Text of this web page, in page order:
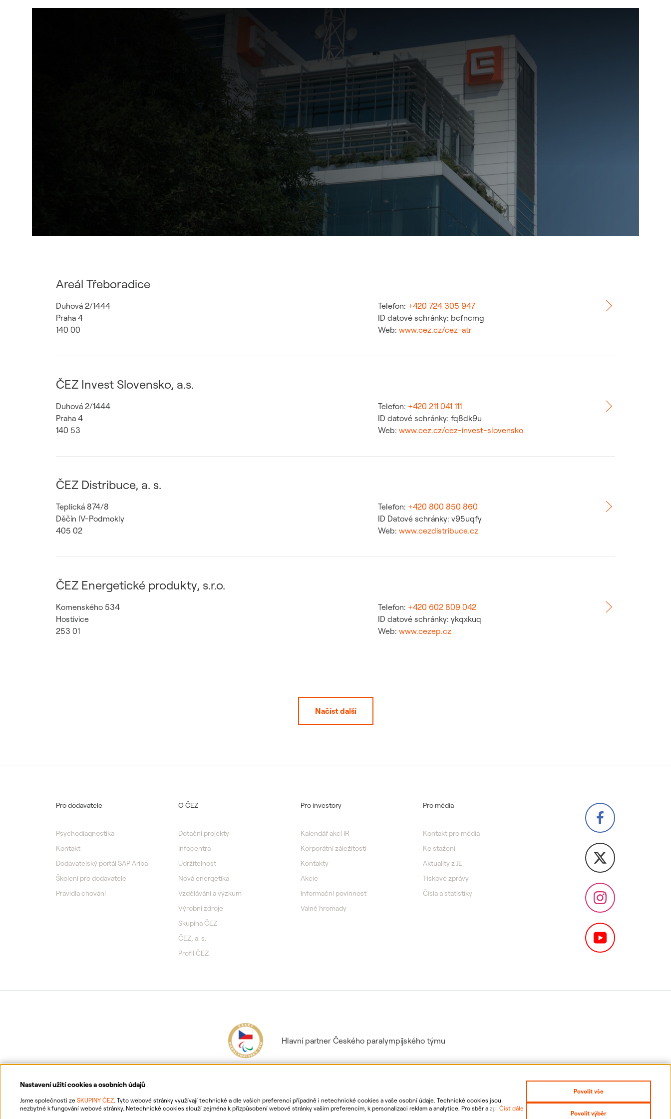
Nastavení užití cookies a osobních údajů
Jsme společnosti ze SKUPINY ČEZ. Tyto webové stránky využívají technické a dle vašich preferencí případně i netechnické cookies a vaše osobní údaje. Technické cookies jsou
nezbytné k fungování webové stránky. Netechnické cookies slouží zejména k přizpůsobení webové stránky vašim preferencím, k personalizaci reklam a analytice. Pro sběr a zpracování
Číst dále
Povolit vše
Povolit výběr
Areál Třeboradice
Duhová 2/1444
Praha 4
140 00
Telefon: +420 724 305 947
ID datové schránky: bcfncmg
Web:www.cez.cz/cez-atr
ČEZ Invest Slovensko, a.s.
Duhová 2/1444
Praha 4
140 53
Telefon: +420 211 041 111
ID datové schránky: fq8dk9u
Web:www.cez.cz/cez-invest-slovensko
ČEZ Distribuce, a. s.
Teplická 874/8
Děčín IV-Podmokly
405 02
Telefon: +420 800 850 860
ID Datové schránky: v95uqfy
Web:www.cezdistribuce.cz
ČEZ Energetické produkty, s.r.o.
Komenského 534
Hostivice
253 01
Telefon: +420 602 809 042
ID datové schránky: ykqxkuq
Web:www.cezep.cz
Načíst další
Pro dodavatele
Psychodiagnostika
Kontakt
Dodavatelský portál SAP Ariba
Školení pro dodavatele
Pravidla chování
O ČEZ
Dotační projekty
Infocentra
Udržitelnost
Nová energetika
Vzdělávání a výzkum
Výrobní zdroje
Skupina ČEZ
ČEZ, a. s.
Profil ČEZ
Pro investory
Kalendář akcí IR
Korporátní záležitosti
Kontakty
Akcie
Informační povinnost
Valné hromady
Pro média
Kontakt pro média
Ke stažení
Aktuality z JE
Tiskové zprávy
Čísla a statistiky
Hlavní partner Českého paralympijského týmu